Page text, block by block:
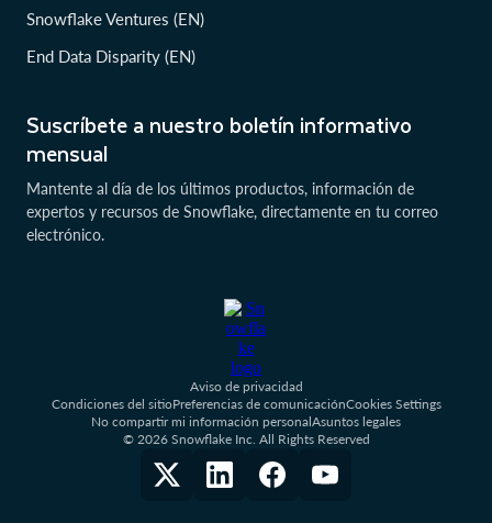
Suscríbete a nuestro boletín informativo
mensual
Mantente al día de los últimos productos, información de
expertos y recursos de Snowflake, directamente en tu correo
electrónico.
Snowflake Ventures (EN)
End Data Disparity (EN)
Aviso de privacidad
Condiciones del sitioPreferencias de comunicaciónCookies Settings
No compartir mi información personalAsuntos legales
© 2026 Snowflake Inc. All Rights Reserved